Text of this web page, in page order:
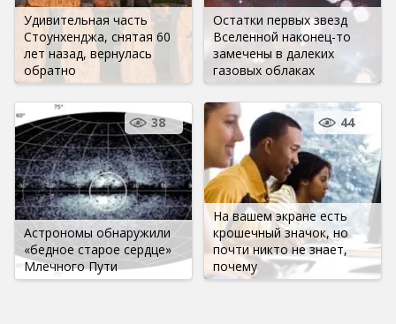
Удивительная часть
Стоунхенджа, снятая 60
лет назад, вернулась
обратно
Остатки первых звезд
Вселенной наконец-то
замечены в далеких
газовых облаках
Астрономы обнаружили
«бедное старое сердце»
Млечного Пути
38
На вашем экране есть
крошечный значок, но
почти никто не знает,
почему
44